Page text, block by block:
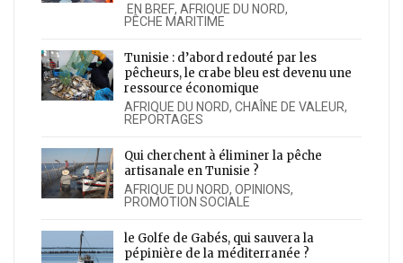
EN BREF, AFRIQUE DU NORD,
PÊCHE MARITIME
Tunisie : d’abord redouté par les
pêcheurs, le crabe bleu est devenu une
ressource économique
AFRIQUE DU NORD, CHAÎNE DE VALEUR,
REPORTAGES
Qui cherchent à éliminer la pêche
artisanale en Tunisie ?
AFRIQUE DU NORD, OPINIONS,
PROMOTION SOCIALE
le Golfe de Gabés, qui sauvera la
pépinière de la méditerranée ?